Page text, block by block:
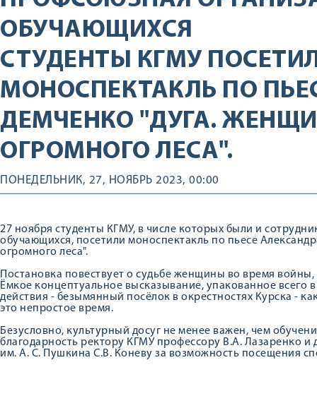
ОБУЧАЮЩИХСЯ
СТУДЕНТЫ КГМУ
МОНОСПЕКТАКЛЬ ПО
ДЕМЧЕНКО "ДУГА.
ОГРОМНОГО ЛЕСА".
ПОНЕДЕЛЬНИК, 27, НОЯБРЬ 2023, 00:00
27 ноября студенты КГМУ, в числе которых были и
обучающихся, посетили моноспектакль по пьесе
огромного леса".
Постановка повествует о судьбе женщины во время войны,
Ёмкое концептуальное высказывание, упакованное всего
действия - безымянный посёлок в окрестностях Курска -
это непростое время.
Безусловно, культурный досуг не менее важен, чем
благодарность ректору КГМУ профессору В.А. Лазаренко и
им. А. С. Пушкина С.В. Коневу за возможность посещения